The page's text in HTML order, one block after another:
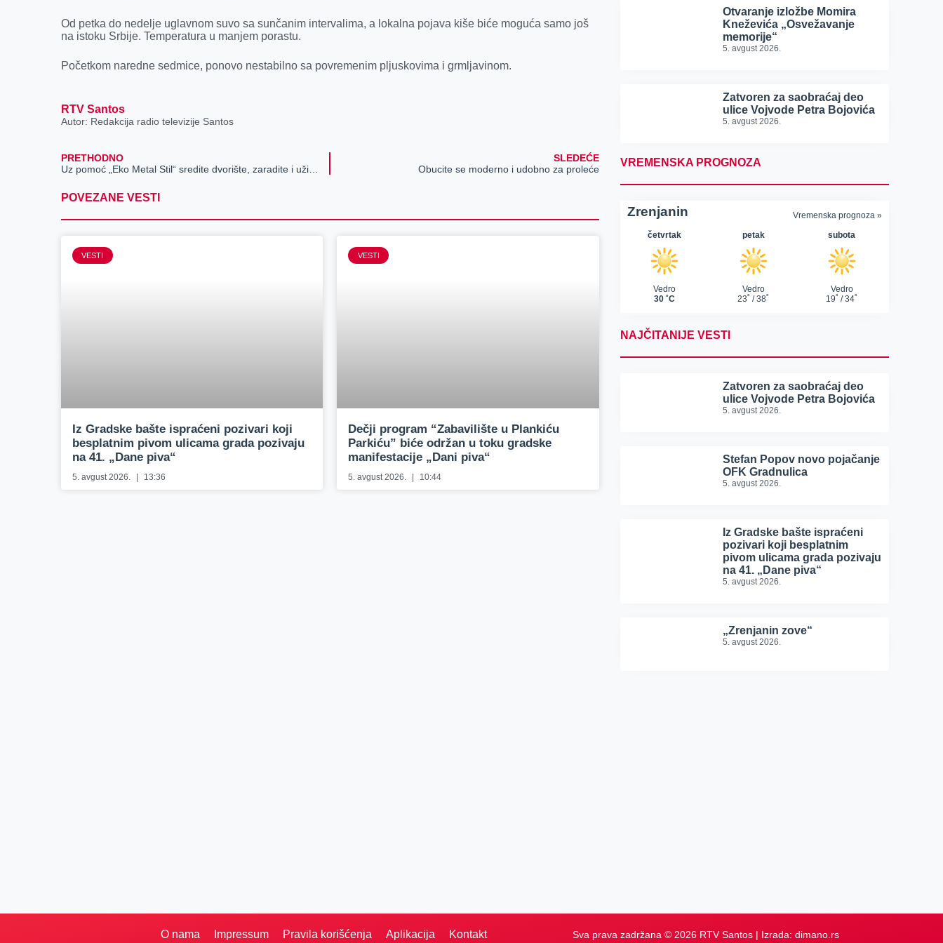
Od petka do nedelje uglavnom suvo sa sunčanim intervalima, a lokalna pojava kiše biće moguća samo još
na istoku Srbije. Temperatura u manjem porastu.
Početkom naredne sedmice, ponovo nestabilno sa povremenim pljuskovima i grmljavinom.
RTV Santos
Autor: Redakcija radio televizije Santos
PRETHODNO
SLEDEĆE
Obucite se moderno i udobno za proleće
POVEZANE VESTI
VESTI
Iz Gradske bašte ispraćeni pozivari koji
besplatnim pivom ulicama grada pozivaju
na 41. „Dane piva“
5. avgust 2026. 13:36
VESTI
Dečji program “Zabavilište u Plankiću
Parkiću” biće održan u toku gradske
manifestacije „Dani piva“
5. avgust 2026. 10:44
Otvaranje izložbe Momira
Kneževića „Osvežavanje
memorije“
5. avgust 2026.
Zatvoren za saobraćaj deo
ulice Vojvode Petra Bojovića
5. avgust 2026.
VREMENSKA PROGNOZA
NAJČITANIJE VESTI
Zatvoren za saobraćaj deo
ulice Vojvode Petra Bojovića
5. avgust 2026.
Stefan Popov novo pojačanje
OFK Gradnulica
5. avgust 2026.
Iz Gradske bašte ispraćeni
pozivari koji besplatnim
pivom ulicama grada pozivaju
na 41. „Dane piva“
5. avgust 2026.
„Zrenjanin zove“
5. avgust 2026.
O nama Impressum Pravila korišćenja Aplikacija Kontakt Sva prava zadržana © 2026 RTV Santos | Izrada: dimano.rs